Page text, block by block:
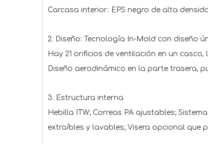
Carcasa interior: EPS negro de alta
2. Diseño: Tecnología In-Mold con diseño
Hay 21 orificios de ventilación en un
Diseño aerodinámico en la parte trasera,
3. Estructura interna
Hebilla ITW; Correas PA ajustables;
extraíbles y lavables; Visera opcional que